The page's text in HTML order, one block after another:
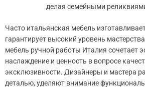
делая семейными
Часто итальянская мебель
гарантирует высокий уровень
мебель ручной работы Италия сочетает
наслаждение и ценность в вопросе
эксклюзивности. Дизайнеры и мастера
деталью, уделяют внимание